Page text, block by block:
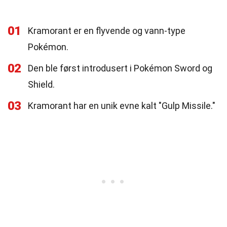
01
Kramorant er en flyvende og vann-type
Pokémon.
02
Den ble først introdusert i Pokémon Sword og
Shield.
03 Kramorant har en unik evne kalt "Gulp Missile."